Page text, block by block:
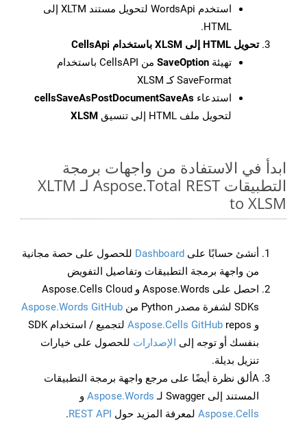
استخدم WordsApi لتحويل مستند XLTM إلى
HTML.
تحويل HTML إلى XLSM باستخدام CellsApi
تهيئة SaveOption
من CellsAPI باستخدام
SaveFormat كـ XLSM
استدعاء cellsSaveAsPostDocumentSaveAs
لتحويل ملف HTML إلى تنسيق
XLSM
ابدأ في الاستفادة من واجهات برمجة
التطبيقات Aspose.Total REST لـ XLTM
to XLSM
أنشئ حسابًا على Dashboard للحصول على حصة مجانية
من واجهة برمجة التطبيقات وتفاصيل التفويض
احصل على Aspose.Words و Aspose.Cells Cloud
SDKs لشفرة مصدر Python من
Aspose.Words GitHub
و
Aspose.Cells GitHub
repos لتجميع / استخدام SDK
بنفسك أو توجه إلى الإصدارات للحصول على خيارات
تنزيل بديلة.
Aألق نظرة أيضًا على مرجع واجهة برمجة التطبيقات
المستند إلى Swagger لـ
Aspose.Words و
Aspose.Cells لمعرفة المزيد حول REST API
.